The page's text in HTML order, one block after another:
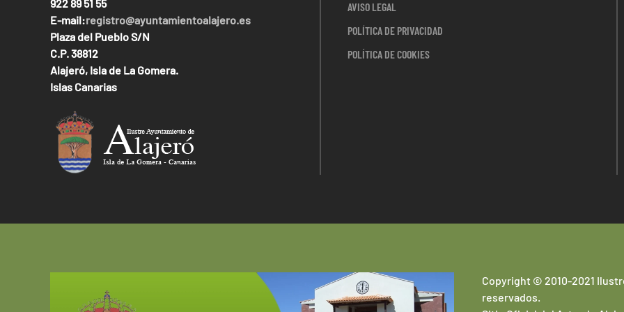
922 89 51 55
E-mail:registro@ayuntamientoalajero.es
Plaza del Pueblo S/N
C.P. 38812
Alajeró, Isla de La Gomera.
Islas Canarias
AVISO LEGAL
POLÍTICA DE PRIVACIDAD
POLÍTICA DE COOKIES
Copyright © 2010-2021
reservados.